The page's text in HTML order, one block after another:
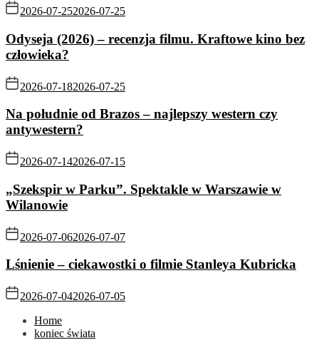
2026-07-252026-07-25
Odyseja (2026) – recenzja filmu. Kraftowe kino bez
człowieka?
2026-07-182026-07-25
Na południe od Brazos – najlepszy western czy
antywestern?
2026-07-142026-07-15
„Szekspir w Parku”. Spektakle w Warszawie w
Wilanowie
2026-07-062026-07-07
Lśnienie – ciekawostki o filmie Stanleya Kubricka
2026-07-042026-07-05
Home
koniec świata